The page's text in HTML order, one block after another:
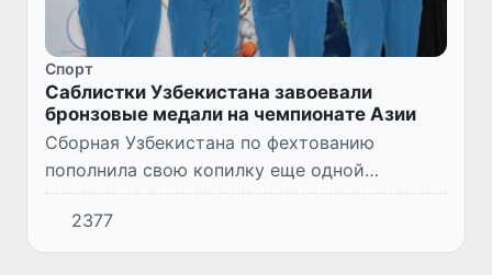
Спорт
Саблистки Узбекистана завоевали
бронзовые медали на чемпионате Азии
Сборная Узбекистана по фехтованию
пополнила свою копилку еще одной
наградой на чемпионате Азии, который
проходит в Индии. В командных
соревнованиях по сабле среди женщин наши
2377